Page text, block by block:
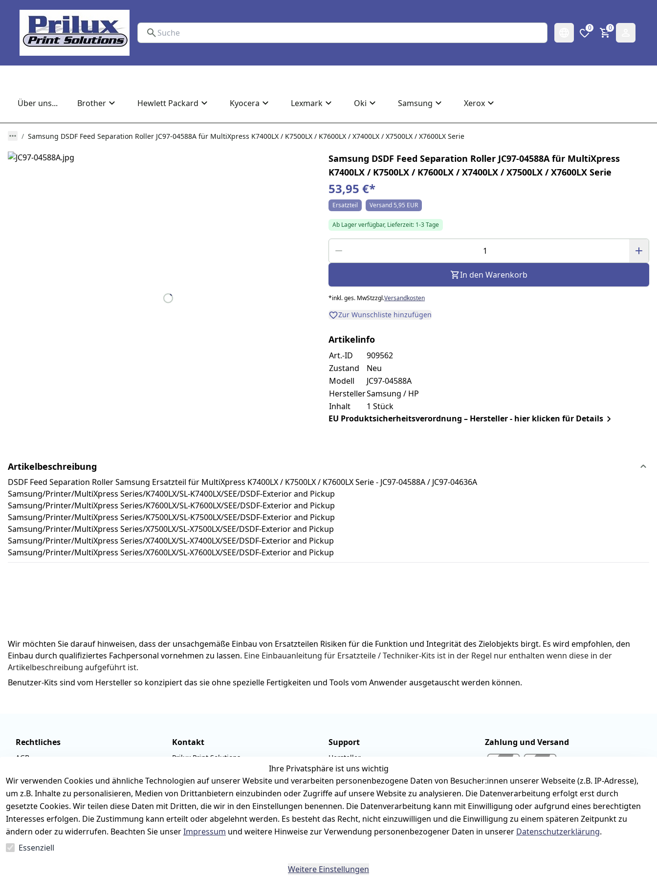
0 0
Über uns... Brother Hewlett Packard Kyocera Lexmark Oki Samsung Xerox
Samsung DSDF Feed Separation Roller JC97-04588A für MultiXpress K7400LX / K7500LX / K7600LX / X7400LX / X7500LX / X7600LX Serie
Samsung DSDF Feed Separation Roller JC97-04588A für MultiXpress
K7400LX / K7500LX / K7600LX / X7400LX / X7500LX / X7600LX Serie
53,95 €*
Ersatzteil Versand 5,95 EUR
Ab Lager verfügbar, Lieferzeit: 1-3 Tage
In den Warenkorb
*inkl. ges. MwStzzgl.Versandkosten
Zur Wunschliste hinzufügen
Artikelinfo
Art.-ID
909562
Zustand
Neu
Modell
JC97-04588A
HerstellerSamsung / HP
Inhalt
1 Stück
EU Produktsicherheitsverordnung – Hersteller - hier klicken für Details
Artikelbeschreibung
DSDF Feed Separation Roller Samsung Ersatzteil für MultiXpress K7400LX / K7500LX / K7600LX Serie - JC97-04588A / JC97-04636A
Samsung/Printer/MultiXpress Series/K7400LX/SL-K7400LX/SEE/DSDF-Exterior and Pickup
Samsung/Printer/MultiXpress Series/K7600LX/SL-K7600LX/SEE/DSDF-Exterior and Pickup
Samsung/Printer/MultiXpress Series/K7500LX/SL-K7500LX/SEE/DSDF-Exterior and Pickup
Samsung/Printer/MultiXpress Series/X7500LX/SL-X7500LX/SEE/DSDF-Exterior and Pickup
Samsung/Printer/MultiXpress Series/X7400LX/SL-X7400LX/SEE/DSDF-Exterior and Pickup
Samsung/Printer/MultiXpress Series/X7600LX/SL-X7600LX/SEE/DSDF-Exterior and Pickup
Wir möchten Sie darauf hinweisen, dass der unsachgemäße Einbau von Ersatzteilen Risiken für die Funktion und Integrität des Zielobjekts birgt. Es wird empfohlen, den
Einbau durch qualifiziertes Fachpersonal vornehmen zu lassen. Eine Einbauanleitung für Ersatzteile / Techniker-Kits ist in der Regel nur enthalten wenn diese in der
Artikelbeschreibung aufgeführt ist.
Benutzer-Kits sind vom Hersteller so konzipiert das sie ohne spezielle Fertigkeiten und Tools vom Anwender ausgetauscht werden können.
Ihre Privatsphäre ist uns wichtig
Wir verwenden Cookies und ähnliche Technologien auf unserer Website und verarbeiten personenbezogene Daten von Besucher:innen unserer Webseite (z.B. IP-Adresse),
um z.B. Inhalte zu personalisieren, Medien von Drittanbietern einzubinden oder Zugriffe auf unsere Website zu analysieren. Die Datenverarbeitung erfolgt erst durch
gesetzte Cookies. Wir teilen diese Daten mit Dritten, die wir in den Einstellungen benennen. Die Datenverarbeitung kann mit Einwilligung oder aufgrund eines berechtigten
Interesses erfolgen. Die Zustimmung kann erteilt oder abgelehnt werden. Es besteht das Recht, nicht einzuwilligen und die Einwilligung zu einem späteren Zeitpunkt zu
ändern oder zu widerrufen. Beachten Sie unserImpressum und weitere Hinweise zur Verwendung personenbezogener Daten in unserer Datenschutzerklärung.
Essenziell
Weitere Einstellungen
Rechtliches
AGB
Barrierefreiheitserklärung
Widerrufsbelehrung
Retoureninfo
Kontakt
Prilux Print Solutions
D-63322 Rödermark
Tel.: 06074 6940657
Email: info@prilux-shop.de
Mo.-Fr. 09:00 bis 12:00 Uhr
Support
Hersteller
Fehlermeldungen
Druckqualität
Wartungskit
Roller-Diagramm
Ersatzteile aus eigenen Lagerbestand
Zahlung und Versand